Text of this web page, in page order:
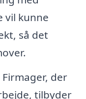
vil kunne
så det
Firmager, der
tilbyder